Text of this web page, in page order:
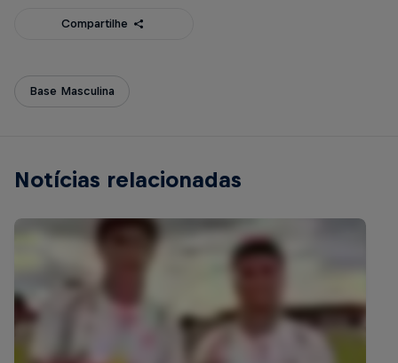
Compartilhe
Base Masculina
Notícias relacionadas